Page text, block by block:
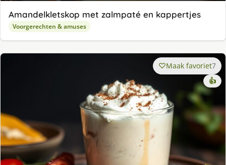
Amandelkletskop met zalmpaté en kappertjes
Voorgerechten & amuses
Maak favoriet7
👍